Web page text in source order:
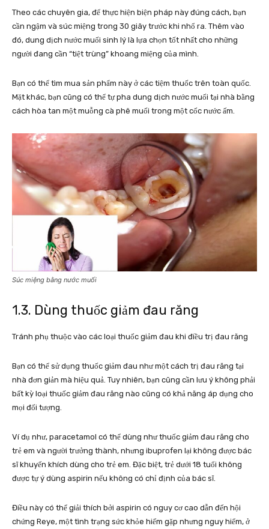
Theo các chuyên gia, để thực hiện biện pháp này đúng cách, bạn
cần ngậm và súc miệng trong 30 giây trước khi nhổ ra. Thêm vào
đó, dung dịch nước muối sinh lý là lựa chọn tốt nhất cho những
người đang cần “tiệt trùng” khoang miệng của mình.
Bạn có thể tìm mua sản phẩm này ở các tiệm thuốc trên toàn quốc.
Mặt khác, bạn cũng có thể tự pha dung dịch nước muối tại nhà bằng
cách hòa tan một muỗng cà phê muối trong một cốc nước ấm.
Súc miệng bằng nước muối
1.3. Dùng thuốc giảm đau răng
Tránh phụ thuộc vào các loại thuốc giảm đau khi điều trị đau răng
Bạn có thể sử dụng thuốc giảm đau như một cách trị đau răng tại
nhà đơn giản mà hiệu quả. Tuy nhiên, bạn cũng cần lưu ý không phải
bất kỳ loại thuốc giảm đau răng nào cũng có khả năng áp dụng cho
mọi đối tượng.
Ví dụ như, paracetamol có thể dùng như thuốc giảm đau răng cho
trẻ em và người trưởng thành, nhưng ibuprofen lại không được bác
sĩ khuyến khích dùng cho trẻ em. Đặc biệt, trẻ dưới 18 tuổi không
được tự ý dùng aspirin nếu không có chỉ định của bác sĩ.
Điều này có thể giải thích bởi aspirin có nguy cơ cao dẫn đến hội
chứng Reye, một tình trạng sức khỏe hiếm gặp nhưng nguy hiểm, ở